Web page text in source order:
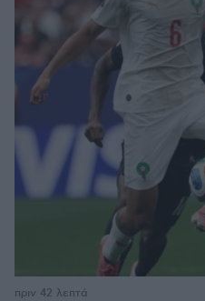
πριν 42 λεπτά